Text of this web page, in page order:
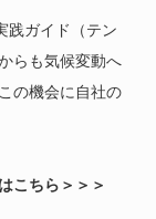
践ガイド（テン
らも気候変動へ
の機会に自社の
こちら＞＞＞